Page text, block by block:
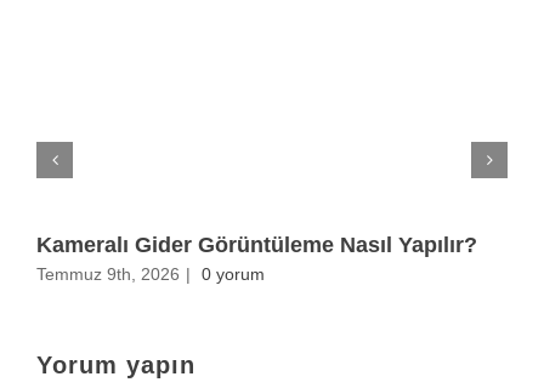
Kameralı Gider Görüntüleme Nasıl Yapılır?
Temmuz 9th, 2026 | 0 yorum
Yorum yapın